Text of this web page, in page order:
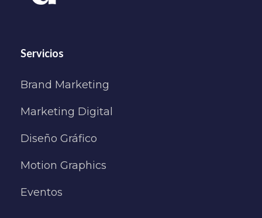
Servicios
Brand Marketing
Marketing Digital
Diseño Gráfico
Motion Graphics
Eventos